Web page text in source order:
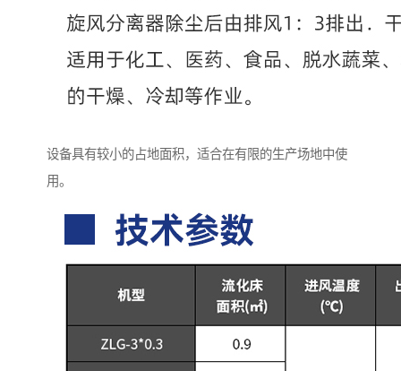
设备具有较小的占地面积，适合在有限的生产场地中使
用。